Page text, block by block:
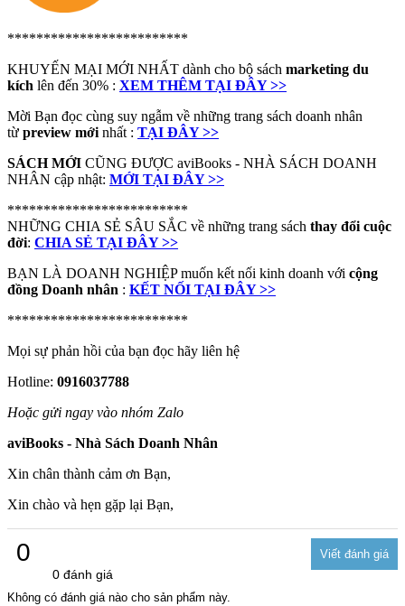
*************************
KHUYẾN MẠI MỚI NHẤT dành cho bộ sách marketing du
kích lên đến 30% : XEM THÊM TẠI ĐÂY >>
Mời Bạn đọc cùng suy ngẫm về những trang sách doanh nhân
từ preview mới nhất : TẠI ĐÂY >>
SÁCH MỚI CŨNG ĐƯỢC aviBooks - NHÀ SÁCH DOANH
NHÂN cập nhật: MỚI TẠI ĐÂY >>
*************************
NHỮNG CHIA SẺ SÂU SẮC về những trang sách thay đổi cuộc
đời: CHIA SẺ TẠI ĐÂY >>
BẠN LÀ DOANH NGHIỆP muốn kết nối kinh doanh với cộng
đồng Doanh nhân : KẾT NỐI TẠI ĐÂY >>
*************************
Mọi sự phản hồi của bạn đọc hãy liên hệ
Hotline: 0916037788
Hoặc gửi ngay vào nhóm Zalo
aviBooks - Nhà Sách Doanh Nhân
Xin chân thành cảm ơn Bạn,
Xin chào và hẹn gặp lại Bạn,
0
0 đánh giá
Không có đánh giá nào cho sản phẩm này.